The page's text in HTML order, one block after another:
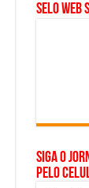
SELO WEB
Siga o
pelo